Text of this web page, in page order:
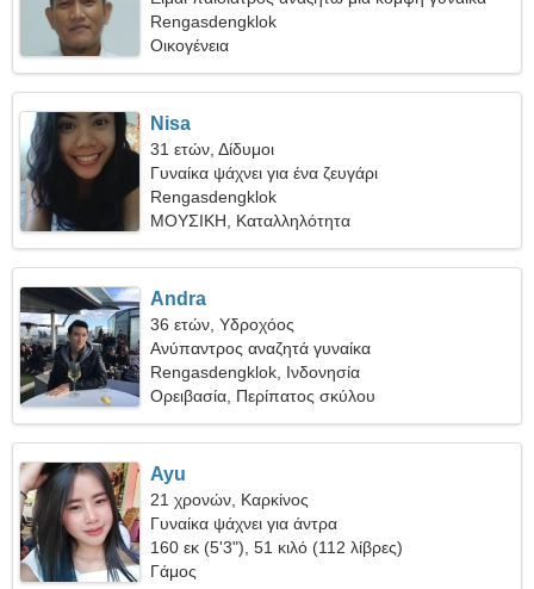
Rengasdengklok
Οικογένεια
Nisa
31 ετών, Δίδυμοι
Γυναίκα ψάχνει για ένα ζευγάρι
Rengasdengklok
ΜΟΥΣΙΚΗ, Καταλληλότητα
Andra
36 ετών, Υδροχόος
Ανύπαντρος αναζητά γυναίκα
Rengasdengklok, Ινδονησία
Ορειβασία, Περίπατος σκύλου
Ayu
21 χρονών, Καρκίνος
Γυναίκα ψάχνει για άντρα
160 εκ (5'3"), 51 κιλό (112 λίβρες)
Γάμος